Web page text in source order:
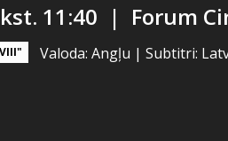
11:40 | Forum
Valoda: Angļu |Subtitri: